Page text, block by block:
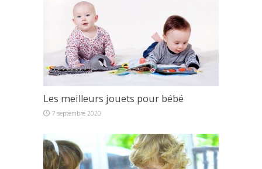
Les meilleurs jouets pour bébé
7 septembre 2020